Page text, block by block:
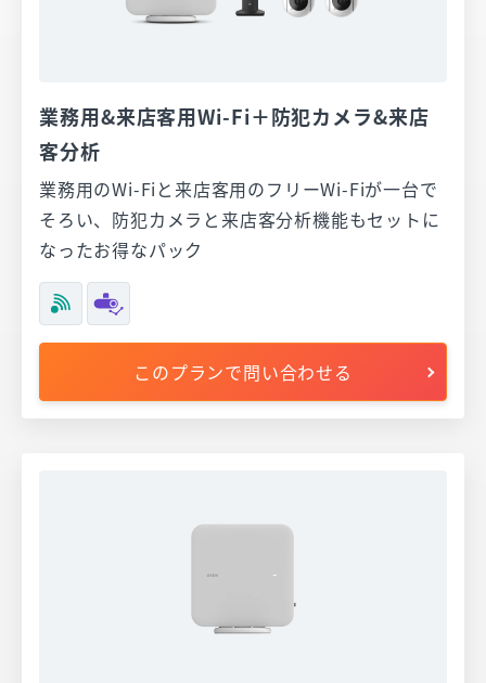
業務用&来店客用Wi-Fi＋防犯カメラ&来店
客分析
業務用のWi-Fiと来店客用のフリーWi-Fiが一台で
そろい、防犯カメラと来店客分析機能もセットに
なったお得なパック
このプランで問い合わせる